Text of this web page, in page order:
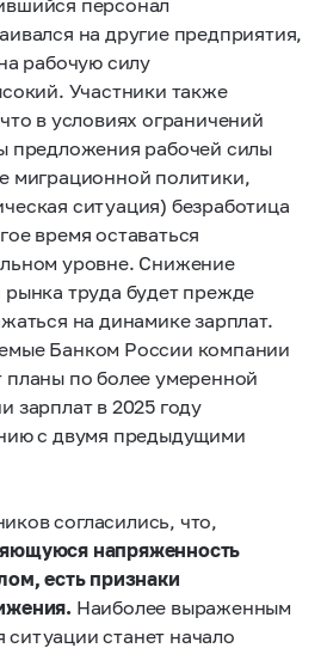
на другие предприятия,
рабочую силу
Участники также
в условиях ограничений
предложения рабочей силы
миграционной политики,
ситуация) безработица
время оставаться
уровне. Снижение
рынка труда будет прежде
на динамике зарплат.
Банком России компании
планы по более умеренной
зарплат в 2025 году
с двумя предыдущими
согласились, что,
напряженность
есть признаки
Наиболее выраженным
станет начало